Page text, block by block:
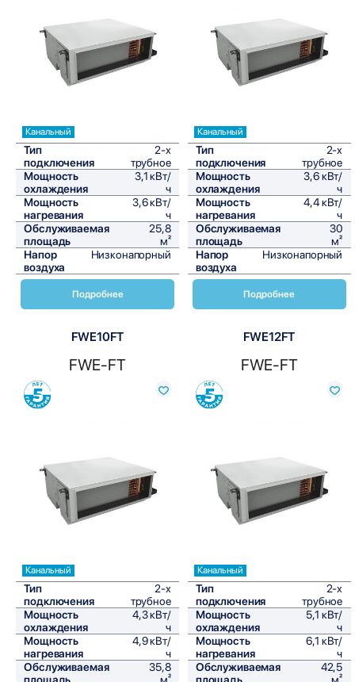
Сравнить
Канальный
Тип
подключения
2-х
трубное
Мощность
охлаждения
3,1 кВт/
ч
Мощность
нагревания
3,6 кВт/
ч
Обслуживаемая
площадь
25,8
м²
Напор
воздуха
Низконапорный
Подробнее
Сравнить
Канальный
Тип
подключения
2-х
трубное
Мощность
охлаждения
3,6 кВт/
ч
Мощность
нагревания
4,4 кВт/
ч
Обслуживаемая
площадь
30
м²
Напор
воздуха
Низконапорный
Подробнее
FWE10FT
FWE-FT
Сравнить
Канальный
Тип
подключения
2-х
трубное
Мощность
охлаждения
4,3 кВт/
ч
Мощность
нагревания
4,9 кВт/
ч
Обслуживаемая
35,8
FWE12FT
FWE-FT
Сравнить
Канальный
Тип
подключения
2-х
трубное
Мощность
охлаждения
5,1 кВт/
ч
Мощность
нагревания
6,1 кВт/
ч
Обслуживаемая
42,5